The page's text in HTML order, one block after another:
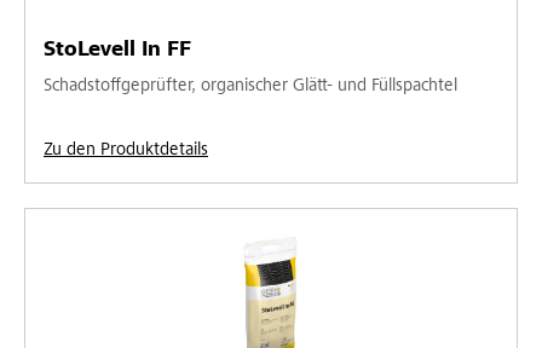
StoLevell In FF
Schadstoffgeprüfter, organischer Glätt- und Füllspachtel
Zu den Produktdetails